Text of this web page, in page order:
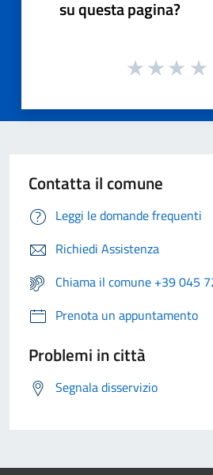
su questa pagina?
Contatta il comune
Leggi le domande frequenti
Richiedi Assistenza
Chiama il comune +39 045
Prenota un appuntamento
Problemi in città
Segnala disservizio